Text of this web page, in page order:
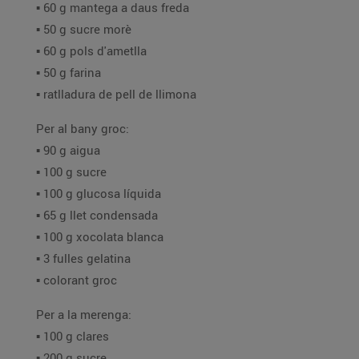
▪️ 60 g mantega a daus freda
▪️ 50 g sucre morè
▪️ 60 g pols d'ametlla
▪️ 50 g farina
▪️ ratlladura de pell de llimona
Per al bany groc:
▪️ 90 g aigua
▪️ 100 g sucre
▪️ 100 g glucosa líquida
▪️ 65 g llet condensada
▪️ 100 g xocolata blanca
▪️ 3 fulles gelatina
▪️ colorant groc
Per a la merenga:
▪️ 100 g clares